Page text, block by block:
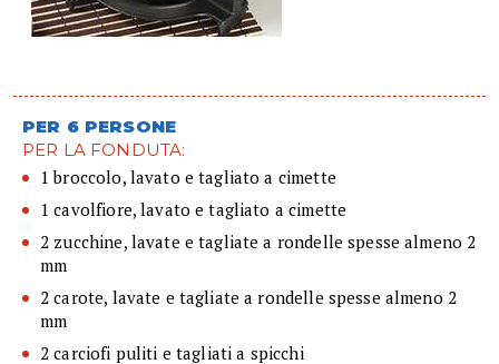
PER 6 PERSONE
PER LA FONDUTA:
1 broccolo, lavato e tagliato a cimette
1 cavolfiore, lavato e tagliato a cimette
2 zucchine, lavate e tagliate a rondelle spesse almeno 2
mm
2 carote, lavate e tagliate a rondelle spesse almeno 2
mm
2 carciofi puliti e tagliati a spicchi